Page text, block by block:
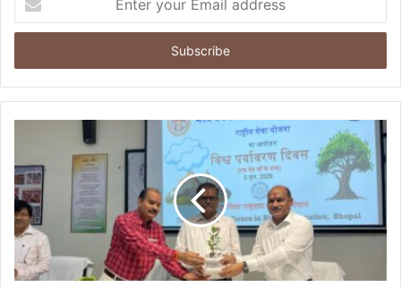
your
Email